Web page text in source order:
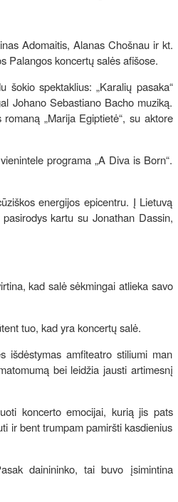
Adomaitis, Alanas Chošnau ir kt.
Palangos koncertų salės afišose.
spektaklius: „Karalių pasaka“
Johano Sebastiano Bacho muziką.
„Marija Egiptietė“, su aktore
programa „A Diva is Born“.
energijos epicentru. Į Lietuvą
kartu su Jonathan Dassin,
kad salė sėkmingai atlieka savo
tuo, kad yra koncertų salė.
išdėstymas amfiteatro stiliumi man
bei leidžia jausti artimesnį
koncerto emocijai, kurią jis pats
ir bent trumpam pamiršti kasdienius
dainininko, tai buvo įsimintina